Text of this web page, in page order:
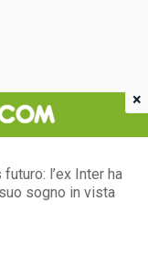
futuro: l’ex Inter ha
sogno in vista
×